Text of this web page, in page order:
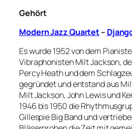
Gehört
Modern Jazz Quartet–
Es wurde 1952 von dem
Vibraphonisten Milt Jackson,
Percy Heath und dem
gegründet und entstand aus
Milt Jackson, John Lewis und
1946 bis 1950 die
Gillespie Big Band und